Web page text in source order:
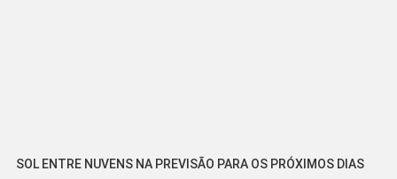
SOL ENTRE NUVENS NA PREVISÃO PARA OS PRÓXIMOS DIAS